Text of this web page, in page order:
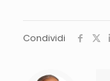
Condividi